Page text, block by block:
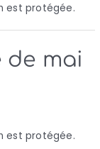
est protégée.
de mai
est protégée.